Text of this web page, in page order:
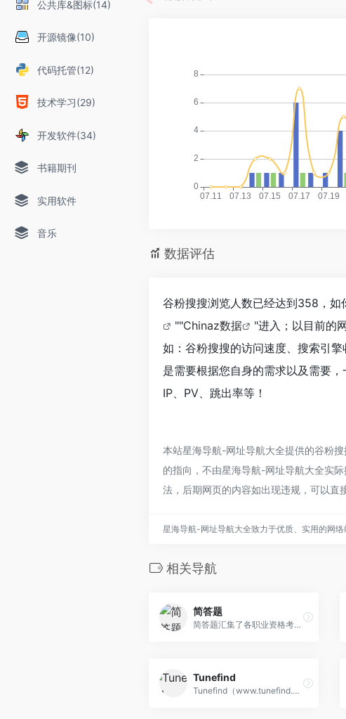
公共库&图标(14)
开源镜像(10)
代码托管(12)
技术学习(29)
开发软件(34)
书籍期刊
实用软件
音乐
数据评估
谷粉搜搜浏览人数已经达到358，
""Chinaz数据
"进入；以目前的
如：谷粉搜搜的访问速度、搜索引
是需要根据您自身的需求以及需要
IP、PV、跳出率等！
本站星海导航-网址导航大全提供的谷粉
的指向，不由星海导航-网址导航大全实
法，后期网页的内容如出现违规，可以直
星海导航-网址导航大全致力于优质、实用的网络
相关导航
简答题
简答题汇集了各职业资格考试真题与大学网课（超星尔雅、学习通、云青书学堂、知到、智慧树、中国大学慕课等）题目，拥有真实可靠的答案，并为您提供答案解析与错题记录，是各类考生提升成绩的不二选择。
Tunefind
Tunefind（www.tunefind.com）可以通过搜索电影电视游戏或艺人名称找到背景音乐，并获取对应歌单。Tunefind 提供了 Spotify、Apple Music、YouTube 等主流平台的跳转按钮，并可以直接播放